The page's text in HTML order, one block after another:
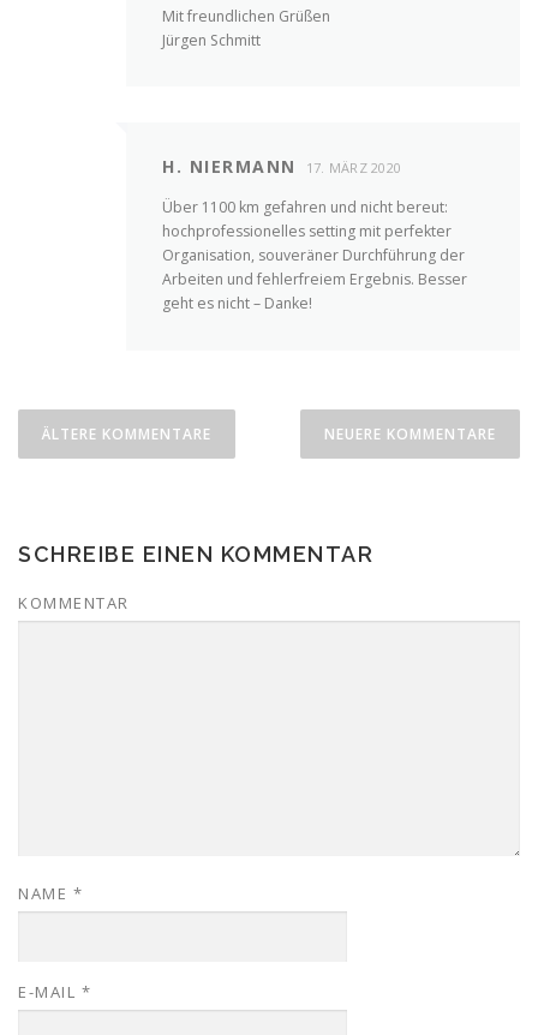
Mit freundlichen Grüßen
Jürgen Schmitt
H. NIERMANN 17. MÄRZ 2020
Über 1100 km gefahren und nicht bereut:
hochprofessionelles setting mit perfekter
Organisation, souveräner Durchführung der
Arbeiten und fehlerfreiem Ergebnis. Besser
geht es nicht – Danke!
Kommentar-Navigation
ÄLTERE KOMMENTARE NEUERE KOMMENTARE
SCHREIBE EINEN KOMMENTAR
KOMMENTAR
NAME *
E-MAIL *